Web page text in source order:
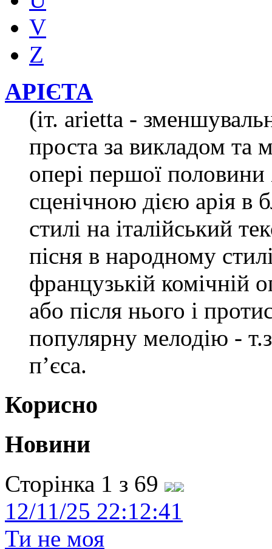
V
Z
АРІЄТА
(іт. arietta -
проста за викладом та
опері першої
сценічною дією арія в
стилі на італійський
пісня в народному
французькій комічній
або після нього і
популярну мелодію -
п’єса.
Корисно
Новини
Сторінка 1 з 69
12/11/25 22:12:41
Ти не моя